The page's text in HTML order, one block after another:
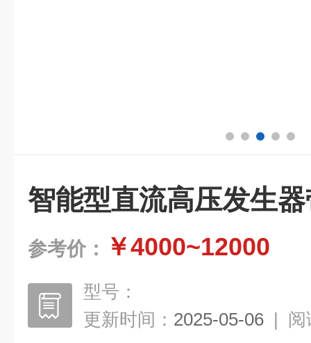
智能型直流高压发生
参考价： ￥4000~12000
型号：
更新时间： 2025-05-06 | 阅